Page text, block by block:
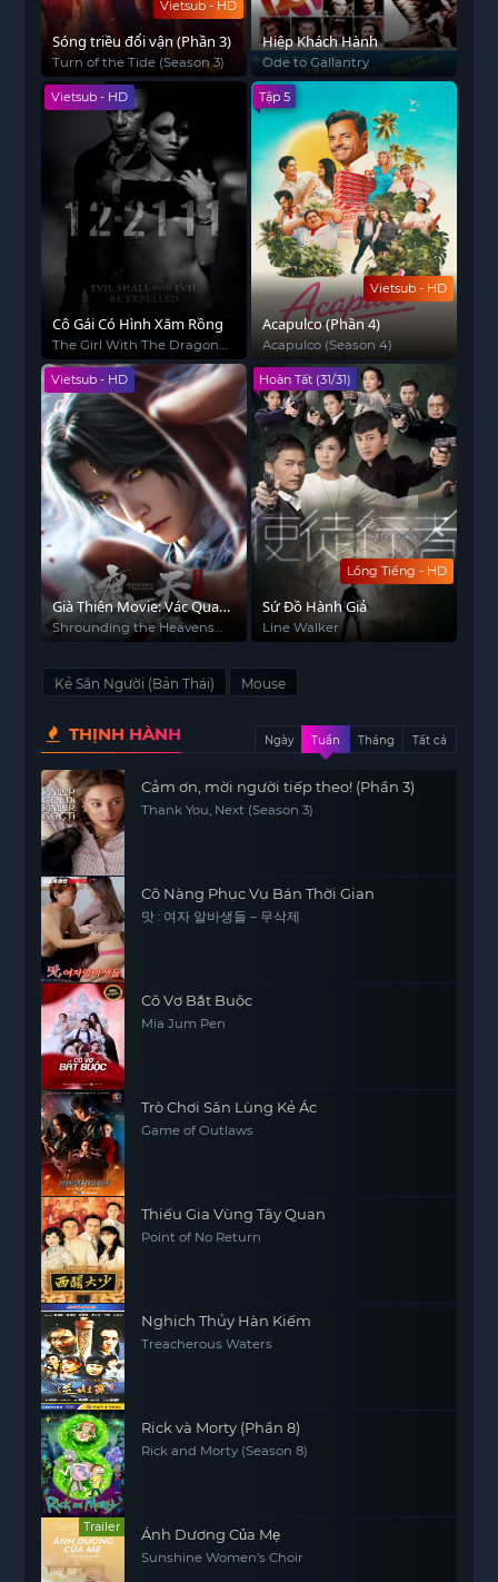
Vietsub - HD
Sóng triều đổi vận (Phần 3)
Turn of the Tide (Season 3)
Hiệp Khách Hành
Ode to Gallantry
Vietsub - HD
Cô Gái Có Hình Xăm Rồng
The Girl With The Dragon
Tattoo
Vietsub - HD
Tập 5
Acapulco (Phần 4)
Acapulco (Season 4)
Vietsub - HD
Già Thiên Movie: Vác Quan
Tài Chiến Vương Đằng
Shrounding the Heavens
Movie：Fighting Against
Wang Teng with Copper
Coffin
Lồng Tiếng - HD
Hoàn Tất (31/31)
Sứ Đồ Hành Giả
Line Walker
Kẻ Săn Người (Bản Thái) Mouse
THỊNH HÀNH Ngày Tuần Tháng Tất cả
Cảm ơn, mời người tiếp theo! (Phần 3)
Thank You, Next (Season 3)
Cô Nàng Phục Vụ Bán Thời Gian
맛 : 여자 알바생들 – 무삭제
Cô Vợ Bắt Buộc
Mia Jum Pen
Trò Chơi Săn Lùng Kẻ Ác
Game of Outlaws
Thiếu Gia Vùng Tây Quan
Point of No Return
Nghịch Thủy Hàn Kiếm‎
Treacherous Waters
Rick và Morty (Phần 8)
Rick and Morty (Season 8)
Trailer Ánh Dương Của Mẹ
Sunshine Women's Choir